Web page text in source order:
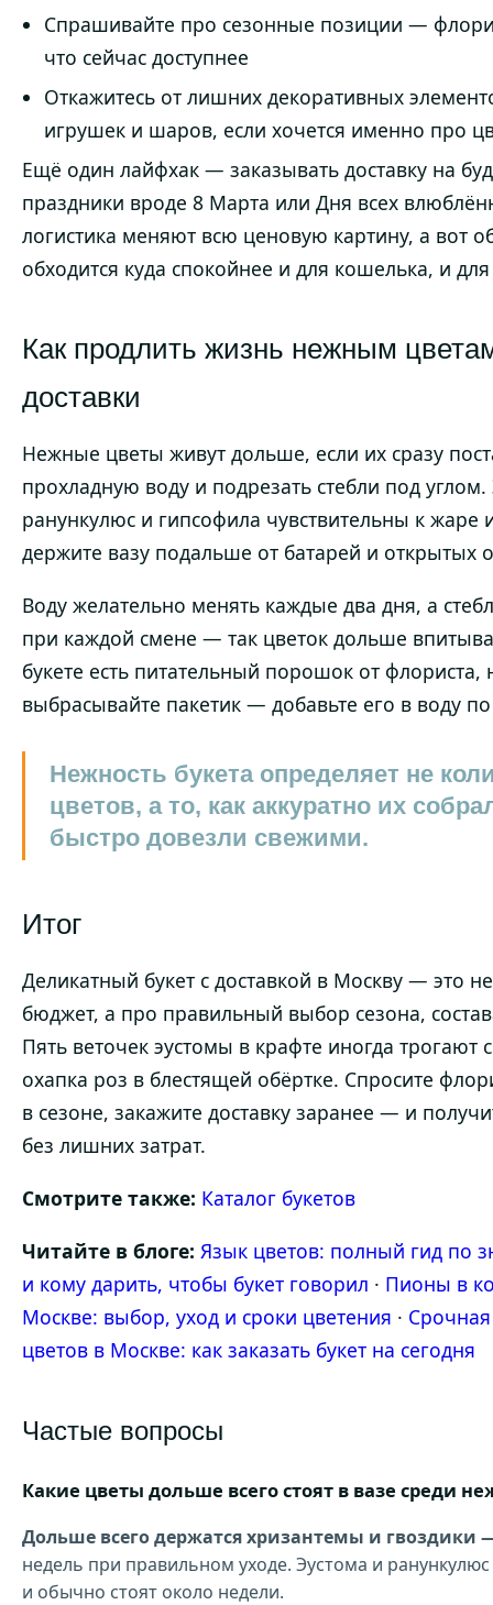
Спрашивайте про сезонные позиции —
что сейчас доступнее
Откажитесь от лишних декоративных
игрушек и шаров, если хочется именно про
Ещё один лайфхак — заказывать доставку на
праздники вроде 8 Марта или Дня всех
логистика меняют всю ценовую картину, а вот
обходится куда спокойнее и для кошелька, и
Как продлить жизнь нежным
доставки
Нежные цветы живут дольше, если их сразу
прохладную воду и подрезать стебли под углом.
ранункулюс и гипсофила чувствительны к жаре
держите вазу подальше от батарей и открытых
Воду желательно менять каждые два дня, а
при каждой смене — так цветок дольше
букете есть питательный порошок от флориста,
выбрасывайте пакетик — добавьте его в воду
Нежность букета определяет не
цветов, а то, как аккуратно их
быстро довезли свежими.
Итог
Деликатный букет с доставкой в Москву — это
бюджет, а про правильный выбор сезона,
Пять веточек эустомы в крафте иногда трогают
охапка роз в блестящей обёртке. Спросите
в сезоне, закажите доставку заранее — и
без лишних затрат.
Смотрите также: Каталог букетов
Читайте в блоге: Язык цветов: полный гид по
и кому дарить, чтобы букет говорил · Пионы в
Москве: выбор, уход и сроки цветения · Срочная
цветов в Москве: как заказать букет на сегодня
Частые вопросы
Какие цветы дольше всего стоят в вазе среди
Дольше всего держатся хризантемы и гвоздики
недель при правильном уходе. Эустома и
и обычно стоят около недели.